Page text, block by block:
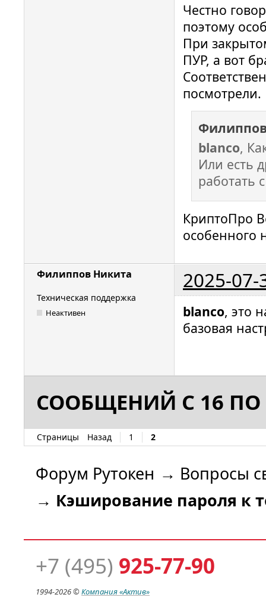
Честно
поэтому
При
ПУР, а вот
посмотрели.
blanco,
Или есть
работать
КриптоПро
особенного
Филиппов Никита 2025-07-
Техническая поддержка
Неактивен blanco, это
базовая
СООБЩЕНИЙ С 16 ПО
Страницы Назад 1 2
Форум Рутокен → Вопросы
→ Кэширование пароля к
+7 (495) 925-77-90
1994-2026 ©Компания«Актив»